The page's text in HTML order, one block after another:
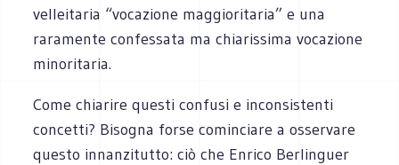
velleitaria “vocazione maggioritaria” e una
raramente confessata ma chiarissima vocazione
minoritaria.
Come chiarire questi confusi e inconsistenti
concetti? Bisogna forse cominciare a osservare
questo innanzitutto: ciò che Enrico Berlinguer